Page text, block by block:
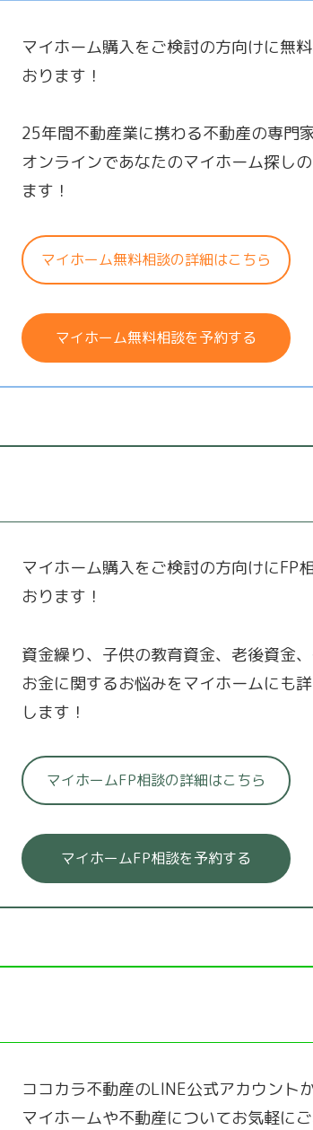
マイホーム購入をご検討の方向けに無
おります！
25年間不動産業に携わる不動産の専門
オンラインであなたのマイホーム探し
ます！
マイホーム無料相談の詳細はこちら
マイホーム無料相談を予約する
マイホーム購入をご検討の方向けにFP
おります！
資金繰り、子供の教育資金、老後資金
お金に関するお悩みをマイホームにも
します！
マイホームFP相談の詳細はこちら
マイホームFP相談を予約する
ココカラ不動産のLINE公式アカウント
マイホームや不動産についてお気軽に